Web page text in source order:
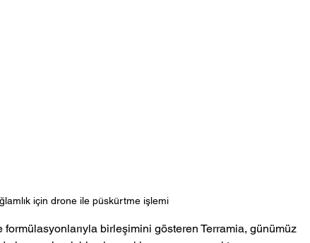
için drone ile püskürtme işlemi
birleşimini gösteren Terramia, günümüz